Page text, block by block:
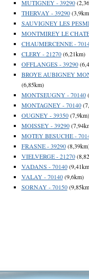
MUTIGNEY - 39290
THERVAY - 39290
SAUVIGNEY LES
MONTMIREY LE
CHAUMERCENNE -
CLERY - 21270(6,21km)
OFFLANGES - 39290
BROYE AUBIGNEY
(6,85km)
MONTSEUGNY - 70140
MONTAGNEY - 70140
OUGNEY - 39350(7,9km)
MOISSEY - 39290
MOTEY BESUCHE -
FRASNE - 39290
VIELVERGE - 21270
VADANS - 70140
VALAY - 70140(9,6km)
SORNAY - 70150